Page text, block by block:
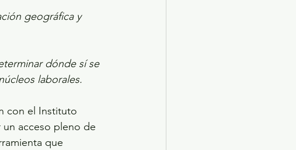
geográfica y
dónde sí se
laborales.
con el Instituto
un acceso pleno de
que